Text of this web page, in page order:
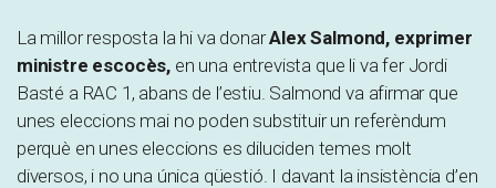
La millor resposta la hi va donarAlex Salmond, exprimer
ministre escocès, en una entrevista que li va fer Jordi
Basté a RAC 1, abans de l’estiu. Salmond va afirmar que
unes eleccions mai no poden substituir un referèndum
perquè en unes eleccions es diluciden temes molt
diversos, i no una única qüestió. I davant la insistència d’en